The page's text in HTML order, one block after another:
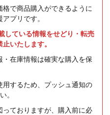
で商品購入ができるように
プリです。
している情報をせどり・転売
いたします。
在庫情報は確実な購入を保
するため、プッシュ通知の
。
ておりますが、購入前に必